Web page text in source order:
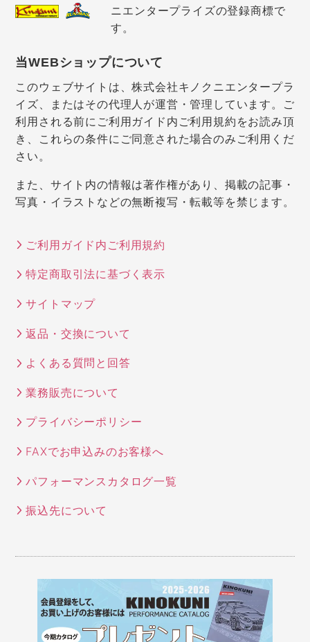
ニエンタープライズの登録商標で
す。
当WEBショップについて
このウェブサイトは、株式会社キノクニエンタープラ
イズ、またはその代理人が運営・管理しています。ご
利用される前にご利用ガイド内ご利用規約をお読み頂
き、これらの条件にご同意された場合のみご利用くだ
さい。
また、サイト内の情報は著作権があり、掲載の記事・
写真・イラストなどの無断複写・転載等を禁じます。
ご利用ガイド内ご利用規約
特定商取引法に基づく表示
サイトマップ
返品・交換について
よくある質問と回答
業務販売について
プライバシーポリシー
FAXでお申込みのお客様へ
パフォーマンスカタログ一覧
振込先について